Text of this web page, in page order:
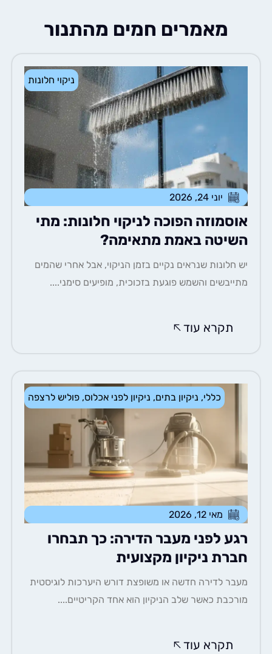
מאמרים חמים מהתנור
ניקוי חלונות
יוני 24, 2026
הפוכה לניקוי חלונות: מתי
באמת מתאימה?
שנראים נקיים בזמן הניקוי, אבל אחרי שהמים
והשמש פוגעת בזכוכית, מופיעים סימני....
תקרא עוד
ניקיון בתים,ניקיון לפני אכלוס,פוליש לרצפה
מאי 12, 2026
לפני מעבר הדירה: כך תבחרו
ניקיון מקצועית
לדירה חדשה או משופצת דורש היערכות לוגיסטית
כאשר שלב הניקיון הוא אחד הקריטיים....
תקרא עוד